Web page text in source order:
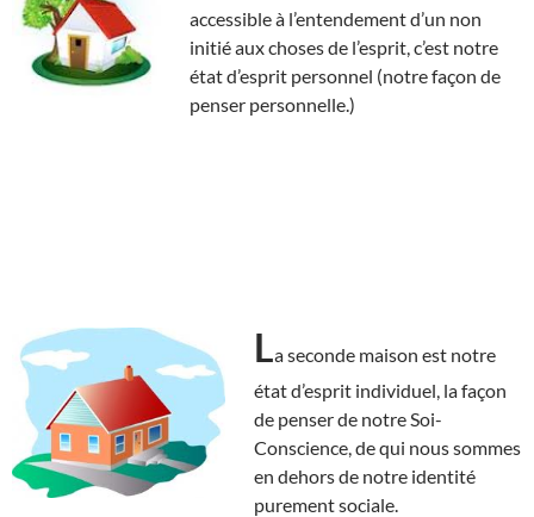
accessible à l’entendement d’un non
initié aux choses de l’esprit, c’est notre
état d’esprit personnel (notre façon de
penser personnelle.)
La seconde maison est notre
état d’esprit individuel, la façon
de penser de notre Soi-
Conscience, de qui nous sommes
en dehors de notre identité
purement sociale.